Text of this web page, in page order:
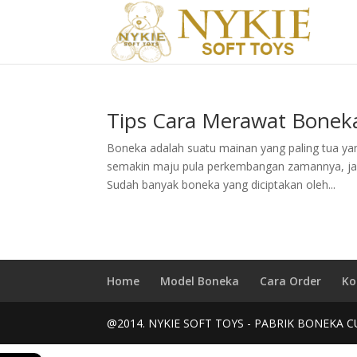
Tips Cara Merawat
Boneka adalah suatu mainan yang paling tua
semakin maju pula perkembangan zamannya,
Sudah banyak boneka yang diciptakan oleh...
Home Model Boneka Cara Order
@2014. NYKIE SOFT TOYS - PABRIK BONEKA